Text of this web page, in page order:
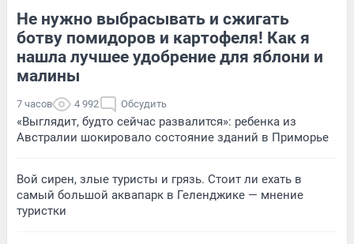
Не нужно выбрасывать и сжигать
ботву помидоров и картофеля! Как я
нашла лучшее удобрение для яблони и
малины
7 часов 4 992 Обсудить
«Выглядит, будто сейчас развалится»: ребенка из
Австралии шокировало состояние зданий в Приморье
Вой сирен, злые туристы и грязь. Стоит ли ехать в
самый большой аквапарк в Геленджике — мнение
туристки